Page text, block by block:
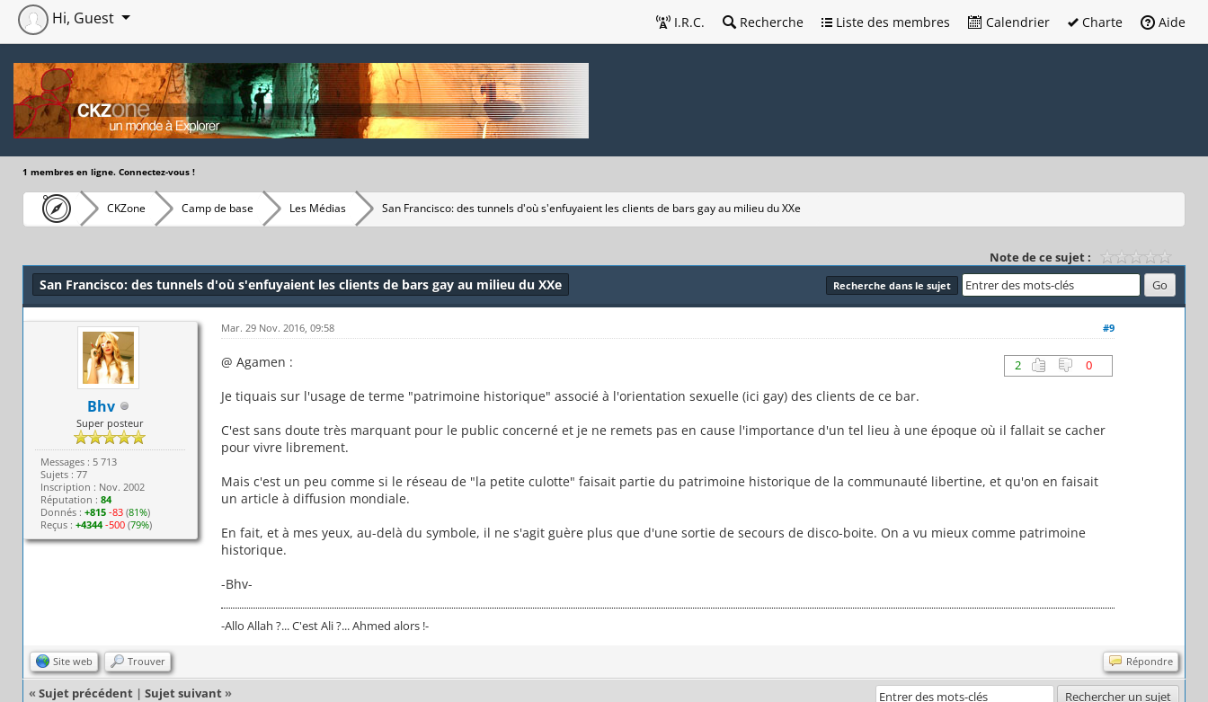
I.R.C. Recherche Liste des membres Calendrier Charte Aide
Hi, Guest
1 membres en ligne. Connectez-vous !
CKZone Camp de base Les Médias San Francisco: des tunnels d'où s'enfuyaient les clients de bars gay au milieu du XXe
Note de ce sujet :
Recherche dans le sujet
San Francisco: des tunnels d'où s'enfuyaient les clients de bars gay au milieu du XXe
Bhv
Super posteur
Messages : 5 713
Sujets : 77
Inscription : Nov. 2002
Réputation : 84
Donnés : +815 -83(81%)
Reçus : +4344 -500(79%)
#9
Mar. 29 Nov. 2016, 09:58
2 0
@ Agamen :
Je tiquais sur l'usage de terme "patrimoine historique" associé à l'orientation sexuelle (ici gay) des clients de ce bar.
C'est sans doute très marquant pour le public concerné et je ne remets pas en cause l'importance d'un tel lieu à une époque où il fallait se cacher
pour vivre librement.
Mais c'est un peu comme si le réseau de "la petite culotte" faisait partie du patrimoine historique de la communauté libertine, et qu'on en faisait
un article à diffusion mondiale.
En fait, et à mes yeux, au-delà du symbole, il ne s'agit guère plus que d'une sortie de secours de disco-boite. On a vu mieux comme patrimoine
historique.
-Bhv-
-Allo Allah ?... C'est Ali ?... Ahmed alors !-
Site web Trouver Répondre
« Sujet précédent | Sujet suivant »